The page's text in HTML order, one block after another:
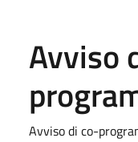
Avviso
Avviso di co-